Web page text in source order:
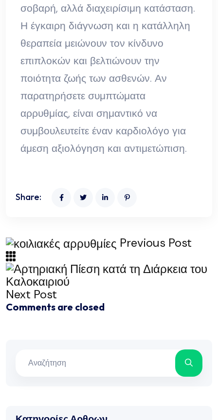
σοβαρή, αλλά διαχειρίσιμη κατάσταση.
Η έγκαιρη διάγνωση και η κατάλληλη
θεραπεία μειώνουν τον κίνδυνο
επιπλοκών και βελτιώνουν την
ποιότητα ζωής των ασθενών. Αν
παρατηρήσετε συμπτώματα
αρρυθμίας, είναι σημαντικό να
συμβουλευτείτε έναν καρδιολόγο για
άμεση αξιολόγηση και αντιμετώπιση.
Share:
Previous Post
Next Post
Comments are closed